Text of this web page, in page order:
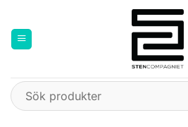
content
Sök
efter: